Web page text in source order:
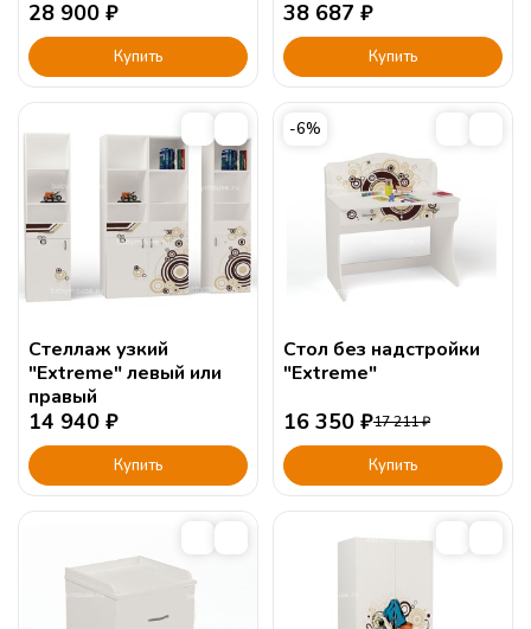
28 900 ₽
Купить
механизмом (190х120)
38 687 ₽
Купить
Стеллаж узкий
"Extreme" левый или
правый
14 940 ₽
Купить
-6%
Стол без надстройки
"Extreme"
16 350 ₽17 211₽
Купить